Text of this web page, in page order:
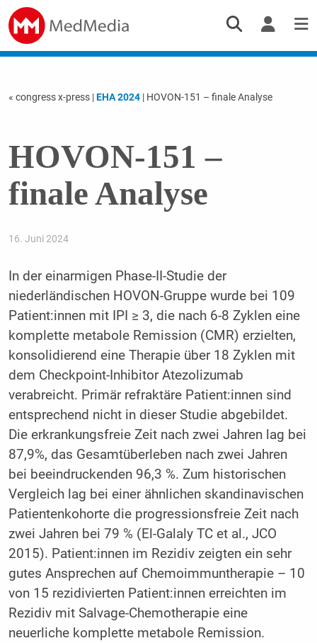
« congress x-press |EHA 2024| HOVON-151 – finale Analyse
HOVON-151 –
finale Analyse
16. Juni 2024
In der einarmigen Phase-II-Studie der
niederländischen HOVON-Gruppe wurde bei 109
Patient:innen mit IPI ≥ 3, die nach 6-8 Zyklen eine
komplette metabole Remission (CMR) erzielten,
konsolidierend eine Therapie über 18 Zyklen mit
dem Checkpoint-Inhibitor Atezolizumab
verabreicht. Primär refraktäre Patient:innen sind
entsprechend nicht in dieser Studie abgebildet.
Die erkrankungsfreie Zeit nach zwei Jahren lag bei
87,9%, das Gesamtüberleben nach zwei Jahren
bei beeindruckenden 96,3 %. Zum historischen
Vergleich lag bei einer ähnlichen skandinavischen
Patientenkohorte die progressionsfreie Zeit nach
zwei Jahren bei 79 % (El-Galaly TC et al., JCO
2015). Patient:innen im Rezidiv zeigten ein sehr
gutes Ansprechen auf Chemoimmuntherapie – 10
von 15 rezidivierten Patient:innen erreichten im
Rezidiv mit Salvage-Chemotherapie eine
neuerliche komplette metabole Remission.